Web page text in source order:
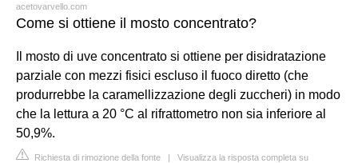
acetovarvello.com
Come si ottiene il mosto concentrato?
Il mosto di uve concentrato si ottiene per disidratazione
parziale con mezzi fisici escluso il fuoco diretto (che
produrrebbe la caramellizzazione degli zuccheri) in modo
che la lettura a 20 °C al rifrattometro non sia inferiore al
50,9%.
Richiesta di rimozione della fonte | Visualizza la risposta completa su